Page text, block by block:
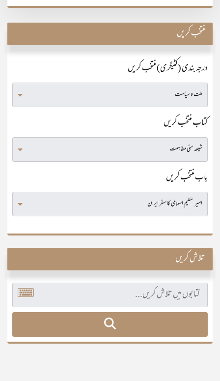
منتخب کریں
درجہ بندی (کٹیگری) منتخب کریں
کتاب منتخب کریں
باب منتخب کریں
تلاش کریں